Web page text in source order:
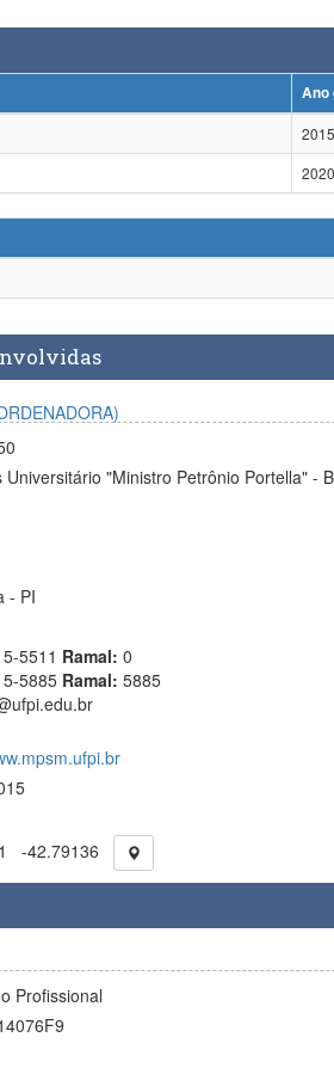
Ano
2015
2020
Universitário "Ministro Petrônio Portella" -
- PI
5511 Ramal: 0
5885 Ramal: 5885
-42.79136
Profissional